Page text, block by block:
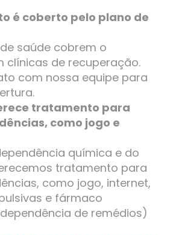
é coberto pelo plano de
saúde cobrem o
clínicas de recuperação.
com nossa equipe para
tratamento para
como jogo e
química e do
tratamento para
como jogo, internet,
e fármaco
de remédios)